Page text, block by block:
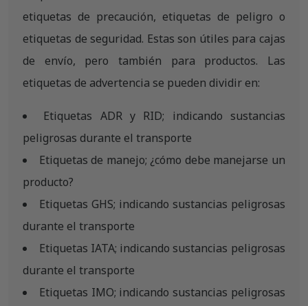
etiquetas de precaución, etiquetas de peligro o
etiquetas de seguridad. Estas son útiles para cajas
de envío, pero también para productos. Las
etiquetas de advertencia se pueden dividir en:
Etiquetas ADR y RID; indicando sustancias
peligrosas durante el transporte
Etiquetas de manejo; ¿cómo debe manejarse un
producto?
Etiquetas GHS; indicando sustancias peligrosas
durante el transporte
Etiquetas IATA; indicando sustancias peligrosas
durante el transporte
Etiquetas IMO; indicando sustancias peligrosas